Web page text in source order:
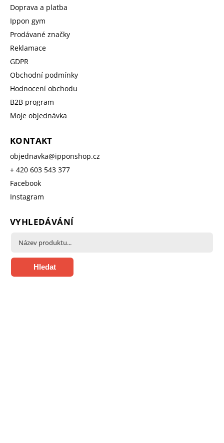
Doprava a platba
Ippon gym
Prodávané značky
Reklamace
GDPR
Obchodní podmínky
Hodnocení obchodu
B2B program
Moje objednávka
KONTAKT
objednavka@ipponshop.cz
+ 420 603 543 377
Facebook
Instagram
VYHLEDÁVÁNÍ
Hledat